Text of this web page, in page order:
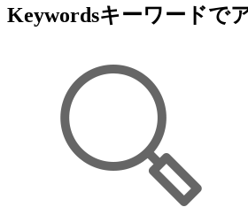
Keywordsキーワードで